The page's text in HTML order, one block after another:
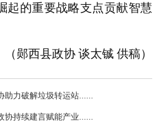
起的重要战略支点贡献智慧
（郧西县政协 谈太铖 供稿）
助力破解垃圾转运站......
持续建言赋能产业......